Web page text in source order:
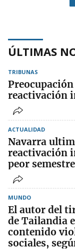
ÚLTIMAS
TRIBUNAS
reactivación
ACTUALIDAD
Navarra
reactivación
peor
MUNDO
El autor del
de Tailandia
contenido
sociales,